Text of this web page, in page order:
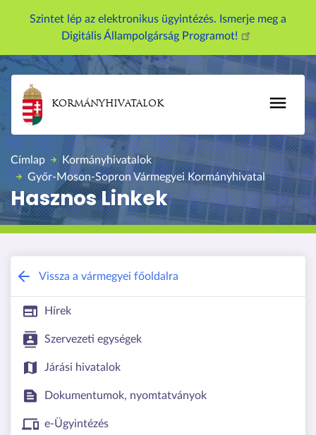
á
a
a
r
t
a
l
o
r
a
Szintet lép az elektronikus ügyintézés. Ismerje meg a
Digitális Állampolgárság Programot!
KORMÁNYHIVATALOK
Címlap
Kormányhivatalok
Győr-Moson-Sopron Vármegyei Kormányhivatal
Hasznos Linkek
Győr-Moson-Sopron Vármegyei
Vissza a vármegyei főoldalra
Hírek
Szervezeti egységek
Járási hivatalok
Dokumentumok, nyomtatványok
e-Ügyintézés